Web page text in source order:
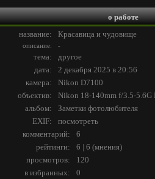
о работе
название:
Красавица и чудовище
описание: -
тема:
другое
дата:
2 декабря 2025 в 20:56
камера:
Nikon D7100
объектив:
Nikon 18-140mm f/3.5-5.6G
альбом:
Заметки фотолюбителя
EXIF:
посмотреть
комментарий:
6
рейтинги:
6 | 6 (мнения)
просмотров:
120
в избранных:
0